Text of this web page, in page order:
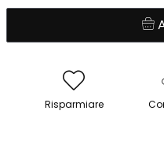
Risparmiare